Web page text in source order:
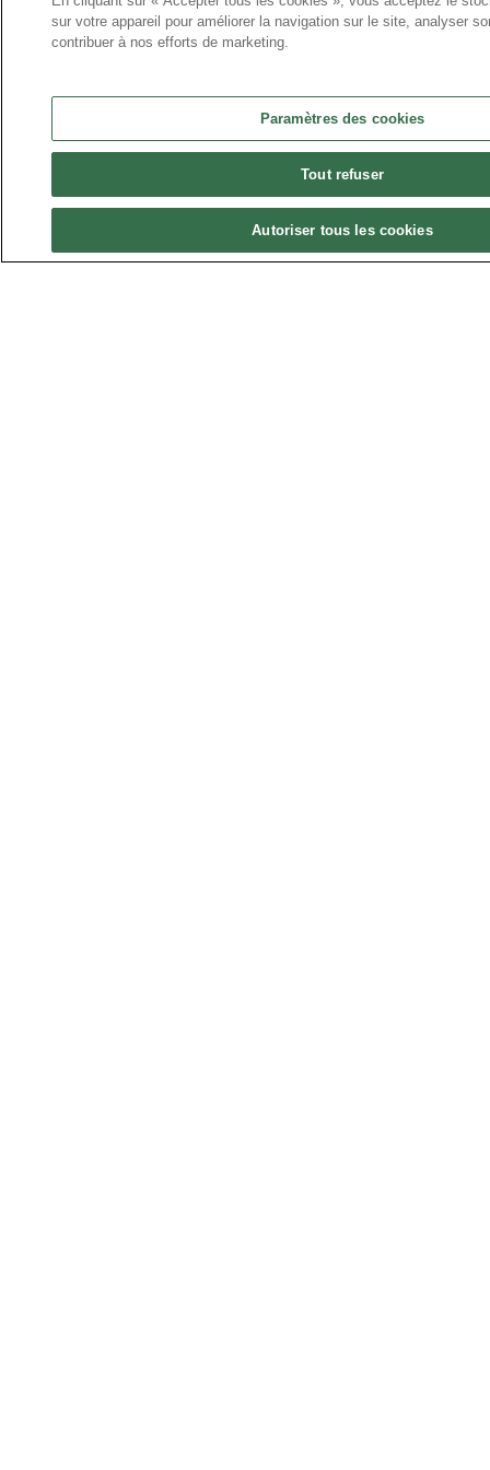
e
sur votre appareil pour améliorer la navigation sur le site, analyser
contribuer à nos efforts de marketing.
Paramètres des cookies
Tout refuser
Autoriser tous les cookies